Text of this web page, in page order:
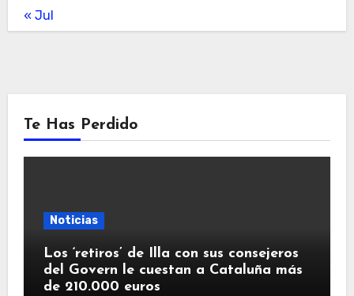
« Jul
Te Has Perdido
Noticias
Los ‘retiros’ de Illa con sus consejeros
del Govern le cuestan a Cataluña más
de 210.000 euros